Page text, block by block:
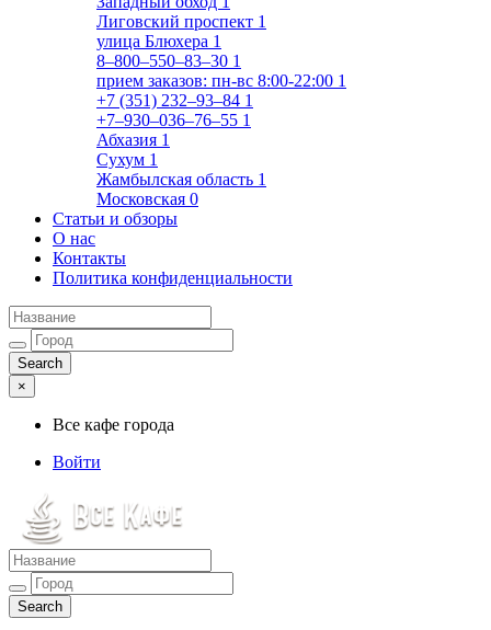
Лиговский проспект 1
улица Блюхера 1
8‒800‒550‒83‒30 1
прием заказов: пн-вс 8:00-22:00 1
+7 (351) 232‒93‒84 1
+7‒930‒036‒76‒55 1
Абхазия 1
Сухум 1
Жамбылская область 1
Московская 0
Статьи и обзоры
О нас
Контакты
Политика конфиденциальности
×
Все кафе города
Войти
Все кафе города
Каталог хороших кафе